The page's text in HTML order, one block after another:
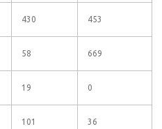
430 453
58 669
19 0
101 36